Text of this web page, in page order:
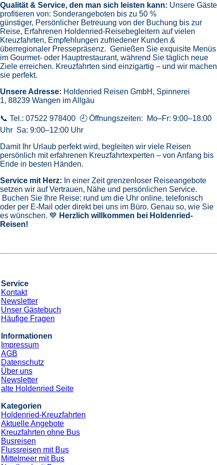
Qualität & Service, den man sich leisten kann: Unsere Gäste
profitieren von: Sonderangeboten bis zu 50 %
günstiger, Persönlicher Betreuung von der Buchung bis zur
Reise, Erfahrenen Holdenried-Reisebegleitern auf vielen
Kreuzfahrten, Empfehlungen zufriedener Kunden &
überregionaler Pressepräsenz. Genießen Sie exquisite Menüs
im Gourmet- oder Hauptrestaurant, während Sie täglich neue
Ziele erreichen. Kreuzfahrten sind einzigartig – und wir machen
sie perfekt.
Unsere Adresse: Holdenried Reisen GmbH, Spinnerei
1, 88239 Wangen im Allgäu
📞 Tel.: 07522 978400 🕘 Öffnungszeiten: Mo–Fr: 9:00–18:00
Uhr Sa: 9:00–12:00 Uhr
Damit Ihr Urlaub perfekt wird, begleiten wir viele Reisen
persönlich mit erfahrenen Kreuzfahrtexperten – von Anfang bis
Ende in besten Händen.
Service mit Herz: In einer Zeit grenzenloser Reiseangebote
setzen wir auf Vertrauen, Nähe und persönlichen Service.
Buchen Sie Ihre Reise: rund um die Uhr online, telefonisch
oder per E-Mail oder direkt bei uns im Büro. Genau so, wie Sie
es wünschen. 💙 Herzlich willkommen bei Holdenried-
Reisen!
Service
Kontakt
Newsletter
Unser Gästebuch
Häufige Fragen
Informationen
Impressum
AGB
Datenschutz
Über uns
Newsletter
alte Holdenried Seite
Kategorien
Holdenried-Kreuzfahrten
Aktuelle Angebote
Kreuzfahrten ohne Bus
Busreisen
Flussreisen mit Bus
Mittelmeer mit Bus